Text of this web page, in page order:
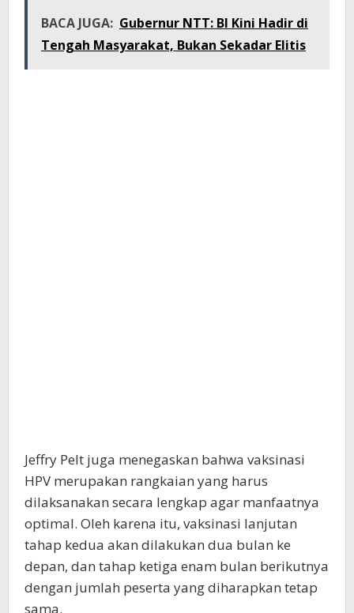
BACA JUGA: Gubernur NTT: BI Kini Hadir di
Tengah Masyarakat, Bukan Sekadar Elitis
Jeffry Pelt juga menegaskan bahwa vaksinasi
HPV merupakan rangkaian yang harus
dilaksanakan secara lengkap agar manfaatnya
optimal. Oleh karena itu, vaksinasi lanjutan
tahap kedua akan dilakukan dua bulan ke
depan, dan tahap ketiga enam bulan berikutnya
dengan jumlah peserta yang diharapkan tetap
sama.